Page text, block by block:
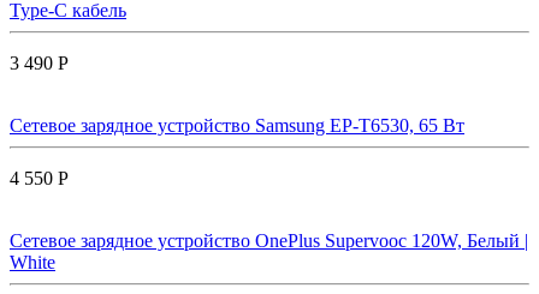
Type-C кабель
3 490 Р
Сетевое зарядное устройство Samsung EP-T6530, 65 Вт
4 550 Р
Сетевое зарядное устройство OnePlus Supervooc 120W, Белый |
White